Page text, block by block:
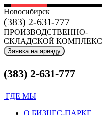
Новосибирск
(383) 2-631-777
ПРОИЗВОДСТВЕННО-
СКЛАДСКОЙ КОМПЛЕКС
Заявка на аренду
(383) 2-631-777
ГДЕ МЫ
О БИЗНЕС-ПАРКЕ